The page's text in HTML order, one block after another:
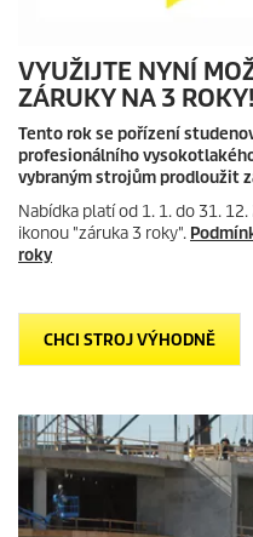
VYUŽIJTE NYNÍ
ZÁRUKY NA 3 ROKY!
Tento rok se pořízení
profesionálního
vybraným strojům prodloužit
Nabídka platí od 1. 1. do 31.
ikonou "záruka 3 roky".
roky
CHCI STROJ VÝHODNĚ